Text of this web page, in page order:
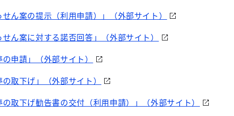
ん案の提示（利用申請）」（外部サイト）
ん案に対する諾否回答」（外部サイト）
申請」（外部サイト）
取下げ」（外部サイト）
取下げ勧告書の交付（利用申請）」（外部サイト）